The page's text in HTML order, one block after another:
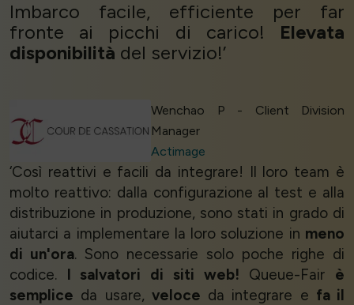
Imbarco facile, efficiente per far
fronte ai picchi di carico! Elevata
disponibilità del servizio!’
Wenchao P - Client Division
Manager
Actimage
‘Così reattivi e facili da integrare! Il loro team è
molto reattivo: dalla configurazione al test e alla
distribuzione in produzione, sono stati in grado di
aiutarci a implementare la loro soluzione in meno
di un'ora. Sono necessarie solo poche righe di
codice. I salvatori di siti web! Queue-Fair è
semplice da usare, veloce da integrare e fa il